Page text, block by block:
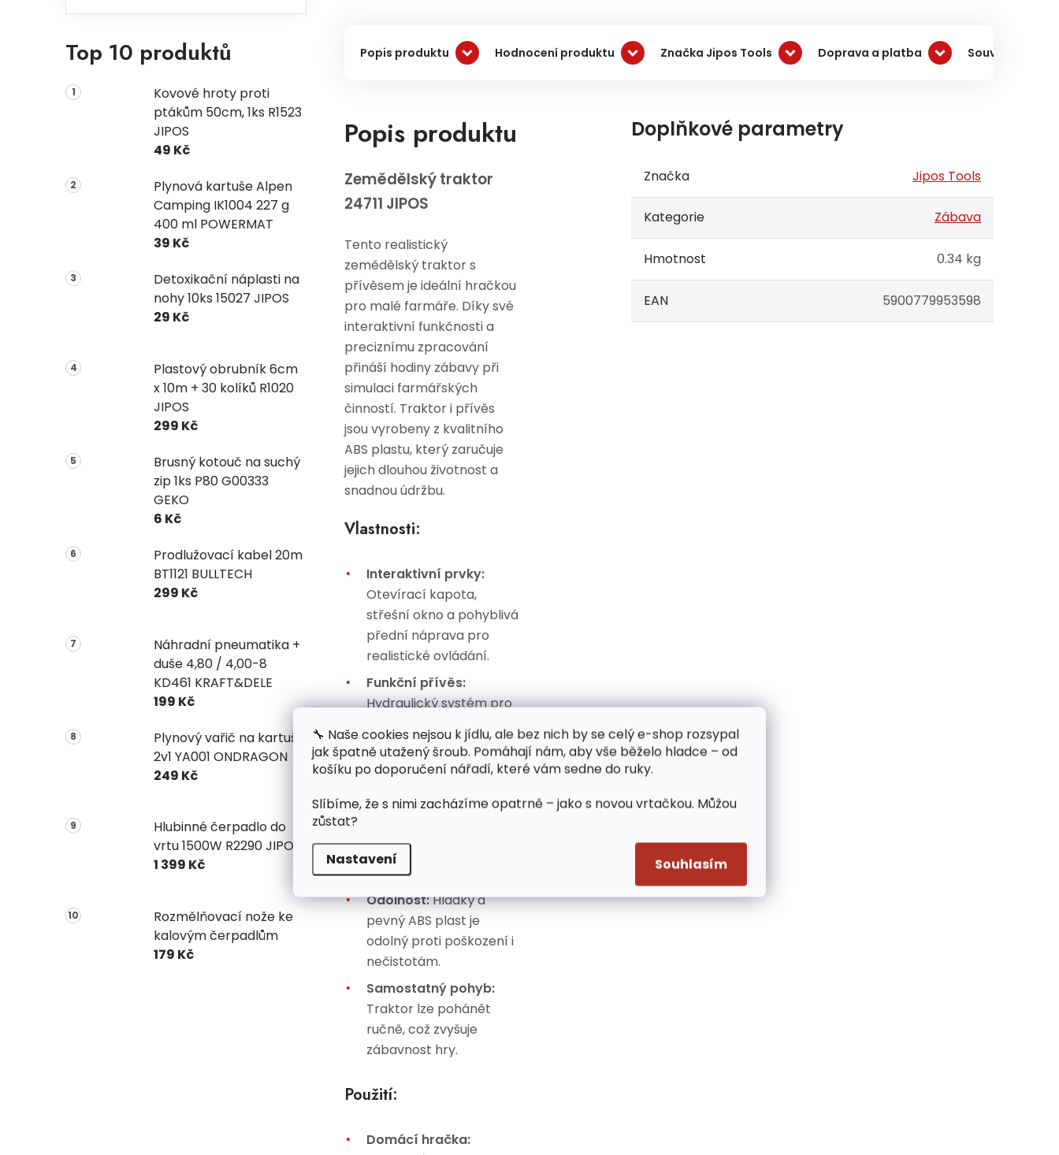
🔧 Naše cookies nejsou k jídlu, ale bez nich by se celý e-shop rozsypal
jak špatně utažený šroub. Pomáhají nám, aby vše běželo hladce – od
košíku po doporučení nářadí, které vám sedne do ruky.
Slíbíme, že s nimi zacházíme opatrně – jako s novou vrtačkou. Můžou
zůstat?
Nastavení Souhlasím
Top 10 produktů
Kovové hroty proti
ptákům 50cm, 1ks R1523
JIPOS
49 Kč
Plynová kartuše Alpen
Camping IK1004 227 g
400 ml POWERMAT
39 Kč
Detoxikační náplasti na
nohy 10ks 15027 JIPOS
29 Kč
Plastový obrubník 6cm
x 10m + 30 kolíků R1020
JIPOS
299 Kč
Brusný kotouč na suchý
zip 1ks P80 G00333
GEKO
6 Kč
Prodlužovací kabel 20m
BT1121 BULLTECH
299 Kč
Náhradní pneumatika +
duše 4,80 / 4,00-8
KD461 KRAFT&DELE
199 Kč
Plynový vařič na kartuše
2v1 YA001 ONDRAGON
249 Kč
Hlubinné čerpadlo do
vrtu 1500W R2290 JIPOS
1 399 Kč
Rozmělňovací nože ke
kalovým čerpadlům
179 Kč
Popis produktu Hodnocení produktu Značka Jipos Tools Doprava a platba Související
Popis produktu
Zemědělský traktor
24711 JIPOS
Tento realistický
zemědělský traktor s
přívěsem je ideální hračkou
pro malé farmáře. Díky své
interaktivní funkčnosti a
preciznímu zpracování
přináší hodiny zábavy při
simulaci farmářských
činností. Traktor i přívěs
jsou vyrobeny z kvalitního
ABS plastu, který zaručuje
jejich dlouhou životnost a
snadnou údržbu.
Vlastnosti:
Interaktivní prvky:
Otevírací kapota,
střešní okno a pohyblivá
přední náprava pro
realistické ovládání.
Funkční přívěs:
Hydraulický systém pro
sklápění, otevírací zadní
stěna a stabilizační
patka na přední oji.
Kabina a interiér
skutečným
zemědělským strojům.
Odolnost:Hladký a
pevný ABS plast je
odolný proti poškození i
nečistotám.
Samostatný pohyb:
Traktor lze pohánět
ručně, což zvyšuje
zábavnost hry.
Použití:
Domácí hračka:
Doplňkové parametry
Značka Jipos Tools
Kategorie Zábava
Hmotnost 0.34 kg
EAN 5900779953598